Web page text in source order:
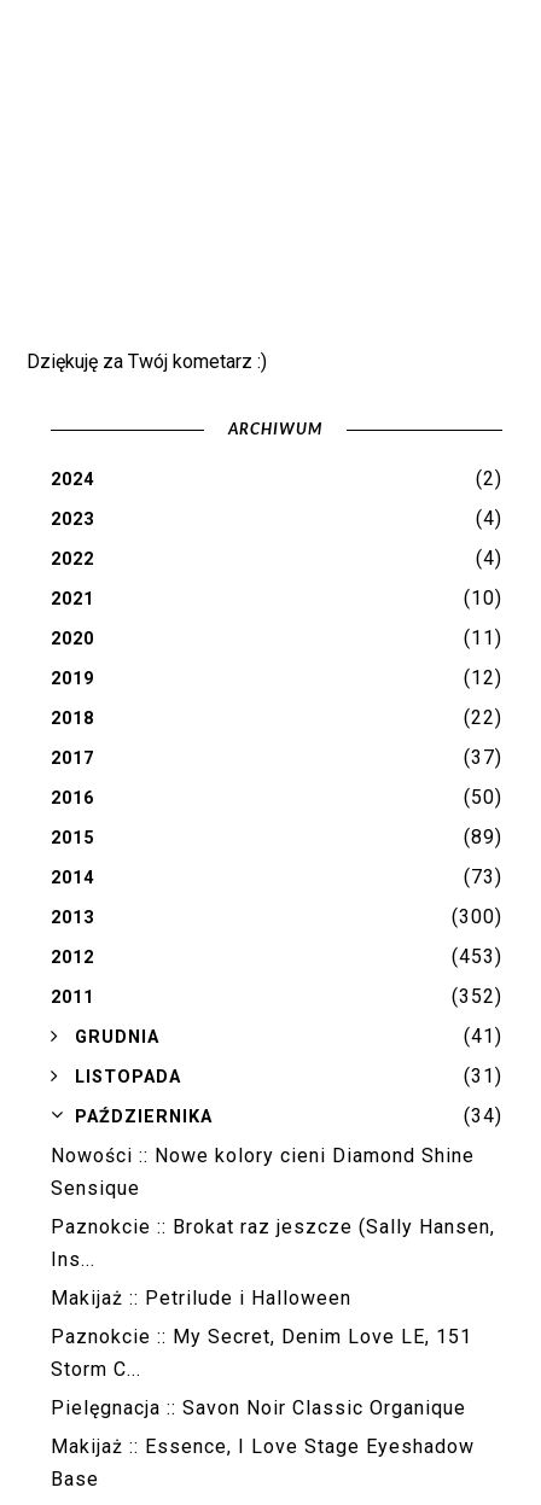
Dziękuję za Twój kometarz :)
ARCHIWUM
2024 (2)
2023 (4)
2022 (4)
2021 (10)
2020 (11)
2019 (12)
2018 (22)
2017 (37)
2016 (50)
2015 (89)
2014 (73)
2013 (300)
2012 (453)
2011 (352)
►GRUDNIA (41)
►LISTOPADA (31)
▼PAŹDZIERNIKA
(34)
Nowości :: Nowe kolory cieni Diamond Shine
Sensique
Paznokcie :: Brokat raz jeszcze (Sally Hansen,
Ins...
Makijaż :: Petrilude i Halloween
Paznokcie :: My Secret, Denim Love LE, 151
Storm C...
Pielęgnacja :: Savon Noir Classic Organique
Makijaż :: Essence, I Love Stage Eyeshadow
Base